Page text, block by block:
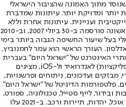
מתוך האמונה שהציבור הישראלי
יותר ומדויקת יותר. עיתונות שמדברת
ועניינית. עיתונות אחרת וללא
תשלום. המהדורה המודפסת הראשונה פורסמה ב-30 ביולי 2007, וב-2010
בעל שיעור החשיפה הגבוה ביותר בימי
העורך הראשי הוא עמר לחמנוביץ,
האינטרנט של "ישראל היום" בעברית
ובאנגלית, כמו כן היישומונים (אפליקציות) לאנדרואיד ול-iOS, מציגים
מבזקים ועדכונים, ניתוחים ופרשנויות,
פלטפורמות הדיגיטל של "ישראל היום"
ובידור, לייף סטייל, טכנולוגיה, ספורט,
כלכלה וצרכנות, בריאות, חיילים, אוכל, יהדות, תיירות ורכב. ב-2021 עלו